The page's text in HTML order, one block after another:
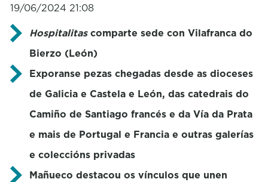
19/06/2024 21:08
Hospitalitascomparte sede con Vilafranca do
Bierzo (León)
Exporanse pezas chegadas desde as dioceses
de Galicia e Castela e León, das catedrais do
Camiño de Santiago francés e da Vía da Prata
e mais de Portugal e Francia e outras galerías
e coleccións privadas
Mañueco destacou os vínculos que unen